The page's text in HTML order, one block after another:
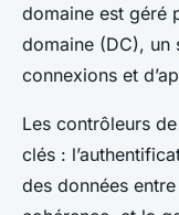
domaine est géré
domaine (DC), un
connexions et
Les contrôleurs
clés :
des données